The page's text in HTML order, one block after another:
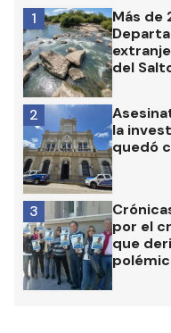
Más de
del
1
la
quedó
2
por el
que
3